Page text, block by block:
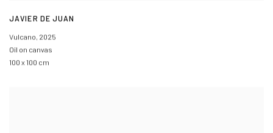
JAVIER DE JUAN
Vulcano, 2025
Oil on canvas
100 x 100 cm